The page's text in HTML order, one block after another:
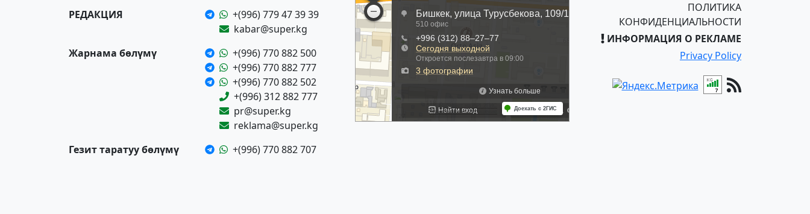
РЕДАКЦИЯ
+(996) 779 47 39 39
kabar@super.kg
Жарнама бөлүмү
+(996) 770 882 500
+(996) 770 882 777
+(996) 770 882 502
+(996) 312 882 777
pr@super.kg
reklama@super.kg
Гезит таратуу бөлүмү
+(996) 770 882 707
ПОЛИТИКА
КОНФИДЕНЦИАЛЬНОСТИ
ИНФОРМАЦИЯ О РЕКЛАМЕ
Privacy Policy